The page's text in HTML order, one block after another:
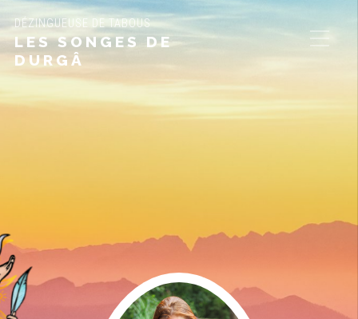
DÉZINGUEUSE DE TABOUS
LES SONGES DE
DURGÂ